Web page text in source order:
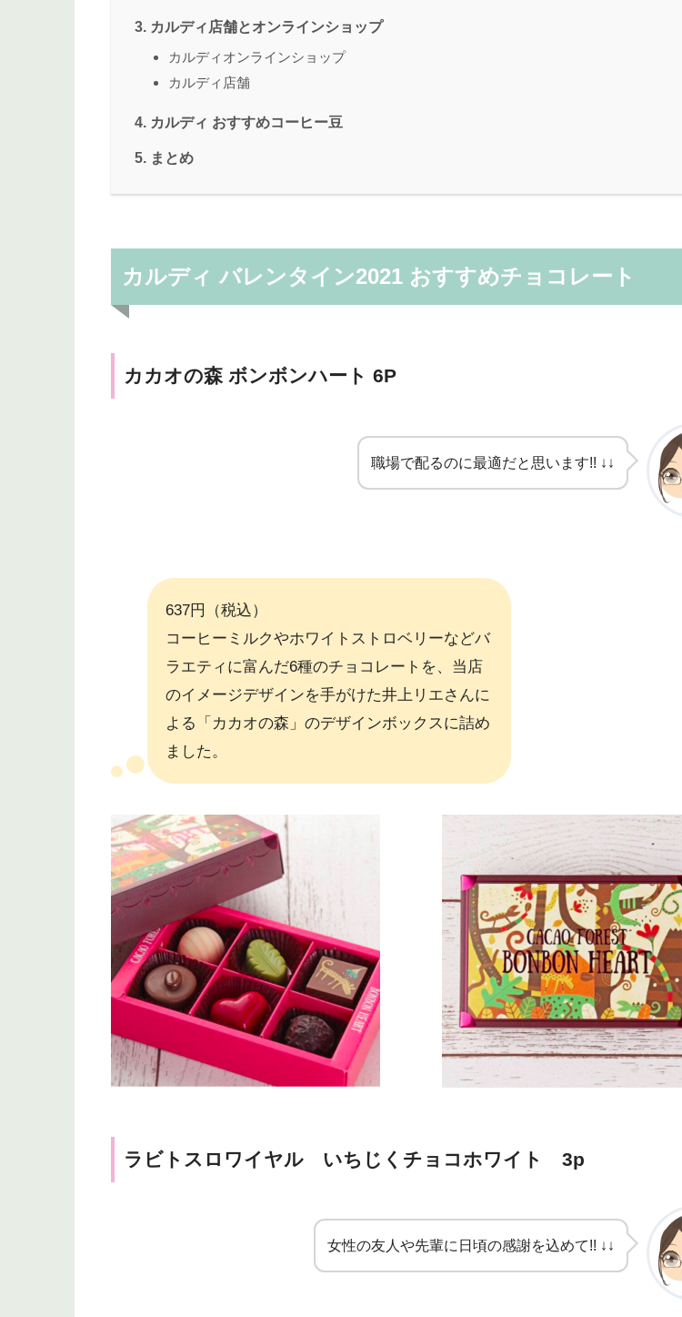
カルディ店舗とオンラインショップ
カルディオンラインショップ
カルディ店舗
カルディ おすすめコーヒー豆
まとめ
カルディ バレンタイン2021 おすすめチョコレート
カカオの森 ボンボンハート 6P
職場で配るのに最適だと思います!! ↓↓
637円（税込）
コーヒーミルクやホワイトストロベリーなどバ
ラエティに富んだ6種のチョコレートを、当店
のイメージデザインを手がけた井上リエさんに
よる「カカオの森」のデザインボックスに詰め
ました。
ラビトスロワイヤル いちじくチョコホワイト 3p
女性の友人や先輩に日頃の感謝を込めて!! ↓↓